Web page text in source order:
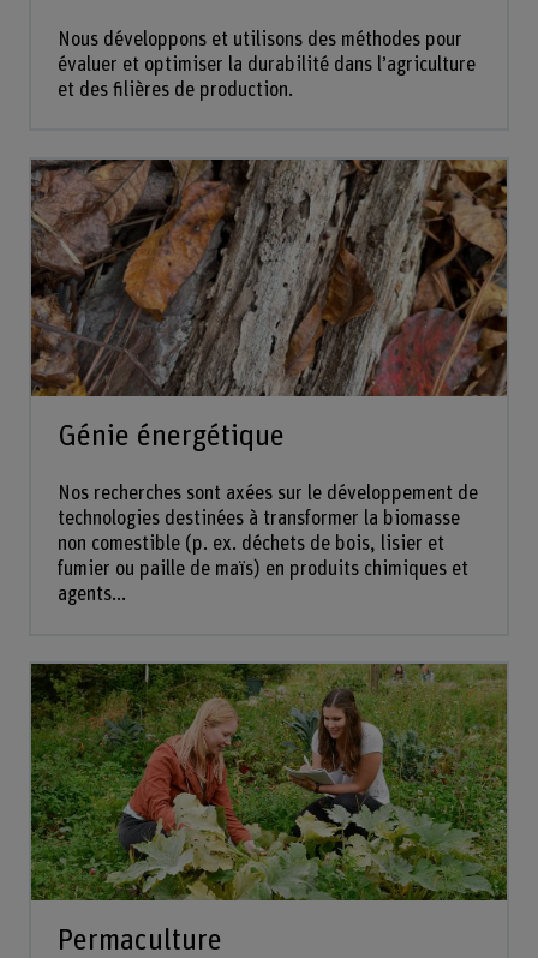
Nous développons et utilisons des méthodes pour
évaluer et optimiser la durabilité dans l’agriculture
et des filières de production.
Génie énergétique
Nos recherches sont axées sur le développement de
technologies destinées à transformer la biomasse
non comestible (p. ex. déchets de bois, lisier et
fumier ou paille de maïs) en produits chimiques et
agents...
Permaculture